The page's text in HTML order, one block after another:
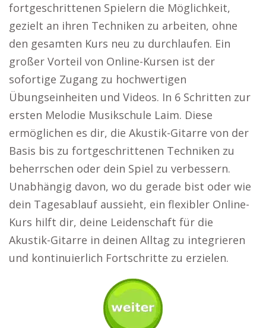
fortgeschrittenen Spielern die Möglichkeit,
gezielt an ihren Techniken zu arbeiten, ohne
den gesamten Kurs neu zu durchlaufen. Ein
großer Vorteil von Online-Kursen ist der
sofortige Zugang zu hochwertigen
Übungseinheiten und Videos. In 6 Schritten zur
ersten Melodie Musikschule Laim. Diese
ermöglichen es dir, die Akustik-Gitarre von der
Basis bis zu fortgeschrittenen Techniken zu
beherrschen oder dein Spiel zu verbessern.
Unabhängig davon, wo du gerade bist oder wie
dein Tagesablauf aussieht, ein flexibler Online-
Kurs hilft dir, deine Leidenschaft für die
Akustik-Gitarre in deinen Alltag zu integrieren
und kontinuierlich Fortschritte zu erzielen.